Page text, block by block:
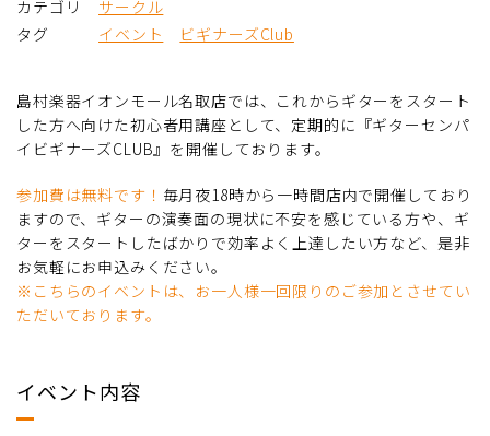
カテゴリ
サークル
タグ
イベント ビギナーズClub
島村楽器イオンモール名取店では、これからギターをスタート
した方へ向けた初心者用講座として、定期的に『ギターセンパ
イビギナーズCLUB』を開催しております。
参加費は無料です！ 毎月夜18時から一時間店内で開催しており
ますので、ギターの演奏面の現状に不安を感じている方や、ギ
ターをスタートしたばかりで効率よく上達したい方など、是非
お気軽にお申込みください。
※こちらのイベントは、お一人様一回限りのご参加とさせてい
ただいております。
イベント内容